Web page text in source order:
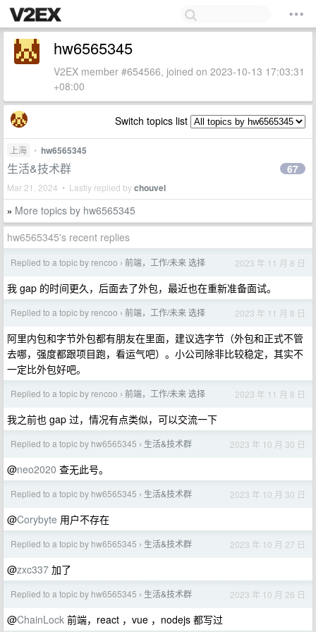
hw6565345
V2EX member #654566, joined on 2023-10-13 17:03:31
+08:00
Switch topics list
上海 • hw6565345
生活&技术群
Mar 21, 2024 • Lastly replied bychouvel
67
» More topics by hw6565345
hw6565345's recent replies
Replied to a topic by rencoo › 前端，工作/未来 选择 2023 年 11 月 8 日
我 gap 的时间更久，后面去了外包，最近也在重新准备面试。
Replied to a topic by rencoo › 前端，工作/未来 选择 2023 年 11 月 8 日
阿里内包和字节外包都有朋友在里面，建议选字节（外包和正式不管
去哪，强度都跟项目跑，看运气吧）。小公司除非比较稳定，其实不
一定比外包好吧。
Replied to a topic by rencoo › 前端，工作/未来 选择 2023 年 11 月 8 日
我之前也 gap 过，情况有点类似，可以交流一下
Replied to a topic by hw6565345 › 生活&技术群 2023 年 10 月 30 日
@neo2020 查无此号。
Replied to a topic by hw6565345 › 生活&技术群 2023 年 10 月 30 日
@Corybyte 用户不存在
Replied to a topic by hw6565345 › 生活&技术群 2023 年 10 月 27 日
@zxc337 加了
Replied to a topic by hw6565345 › 生活&技术群 2023 年 10 月 26 日
@ChainLock 前端，react ，vue ，nodejs 都写过